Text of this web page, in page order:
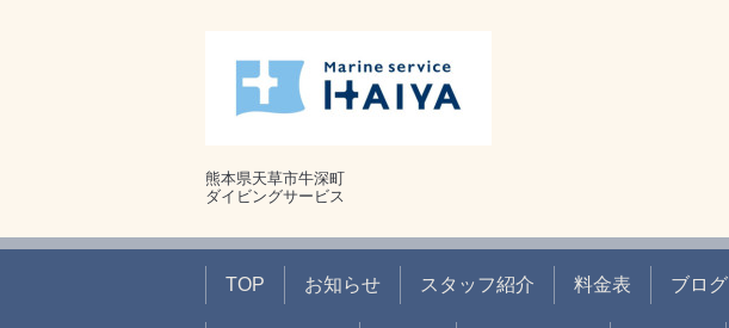
熊本県天草市牛深町
ダイビングサービス
TOP お知らせ スタッフ紹介 料金表 ブログ